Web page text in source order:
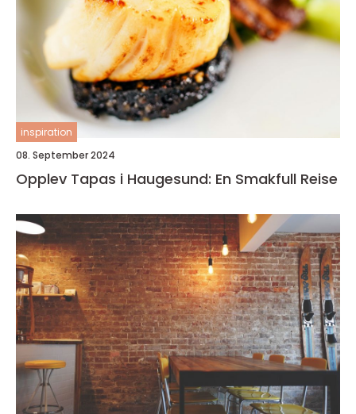
inspiration
08. September 2024
Opplev Tapas i Haugesund: En Smakfull Reise